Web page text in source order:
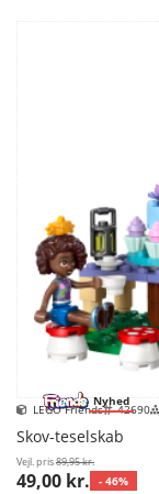
Nyhed
LEGO Friends 42690
Skov-teselskab
Vejl. pris89,95 kr.
49,00 kr. - 46%